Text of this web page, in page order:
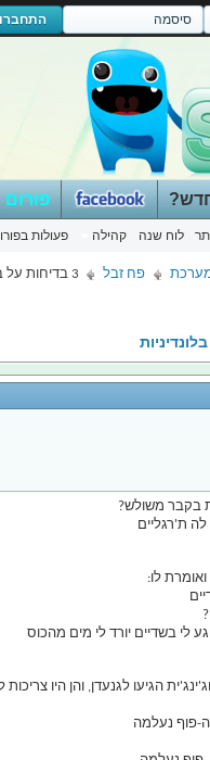
לוח שנה קהילה פעולות
מערכת פח זבל 3 בדיחות על בלונדיניות
בקבר משולש?
ת'רגליים
לו:
לי בשדיים יורד לי מים מהכוס
הגיעו לגנעדן, והן היו
פוף נעלמה